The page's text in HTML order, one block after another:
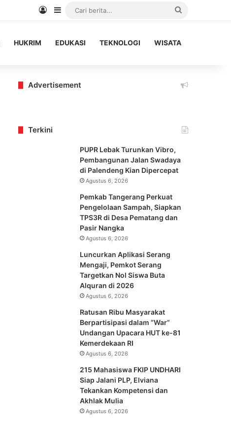
Log InSidebar
HUKRIM EDUKASI TEKNOLOGI WISATA
Advertisement
Terkini
PUPR Lebak Turunkan Vibro,
Pembangunan Jalan Swadaya
di Palendeng Kian Dipercepat
Agustus 6, 2026
Pemkab Tangerang Perkuat
Pengelolaan Sampah, Siapkan
TPS3R di Desa Pematang dan
Pasir Nangka
Agustus 6, 2026
Luncurkan Aplikasi Serang
Mengaji, Pemkot Serang
Targetkan Nol Siswa Buta
Alquran di 2026
Agustus 6, 2026
Ratusan Ribu Masyarakat
Berpartisipasi dalam “War”
Undangan Upacara HUT ke-81
Kemerdekaan RI
Agustus 6, 2026
215 Mahasiswa FKIP UNDHARI
Siap Jalani PLP, Elviana
Tekankan Kompetensi dan
Akhlak Mulia
Agustus 6, 2026